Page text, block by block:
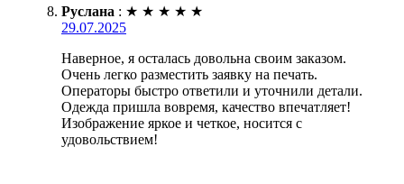
Руслана : ★ ★ ★ ★ ★
29.07.2025
Наверное, я осталась довольна своим заказом.
Очень легко разместить заявку на печать.
Операторы быстро ответили и уточнили детали.
Одежда пришла вовремя, качество впечатляет!
Изображение яркое и четкое, носится с
удовольствием!